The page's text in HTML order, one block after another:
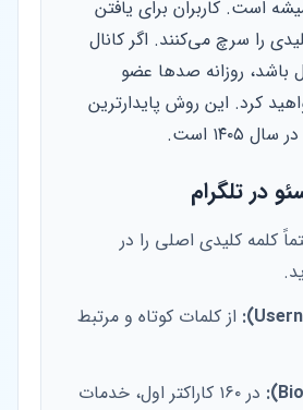
است. کاربران برای یافتن
را سرچ می‌کنند. اگر کانال
باشد، روزانه صدها عضو
کرد. این روش پایدارترین
۱۴۰۵ است.
در تلگرام
کلمه کلیدی اصلی را در
از کلمات کوتاه و مرتبط
در ۱۶۰ کاراکتر اول، خدمات